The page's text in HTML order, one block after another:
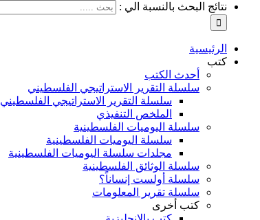
نتائج البحث بالنسبة الي :
الرئيسية
كتب
أحدث الكتب
سلسلة التقرير الاستراتيجي الفلسطيني
سلسلة التقرير الاستراتيجي الفلسطيني
الملخص التنفيذي
سلسلة اليوميات الفلسطينية
سلسلة اليوميات الفلسطينية
مجلدات سلسلة اليوميات الفلسطينية
سلسلة الوثائق الفلسطينية
سلسلة أولست إنساناً؟
سلسلة تقرير المعلومات
كتب أخرى